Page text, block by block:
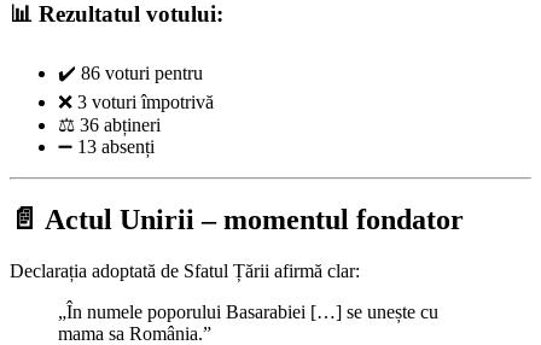
📊 Rezultatul votului:
✔️ 86 voturi pentru
❌ 3 voturi împotrivă
⚖️ 36 abțineri
➖ 13 absenți
📄 Actul Unirii – momentul fondator
Declarația adoptată de Sfatul Țării afirmă clar:
„În numele poporului Basarabiei […] se unește cu
mama sa România.”